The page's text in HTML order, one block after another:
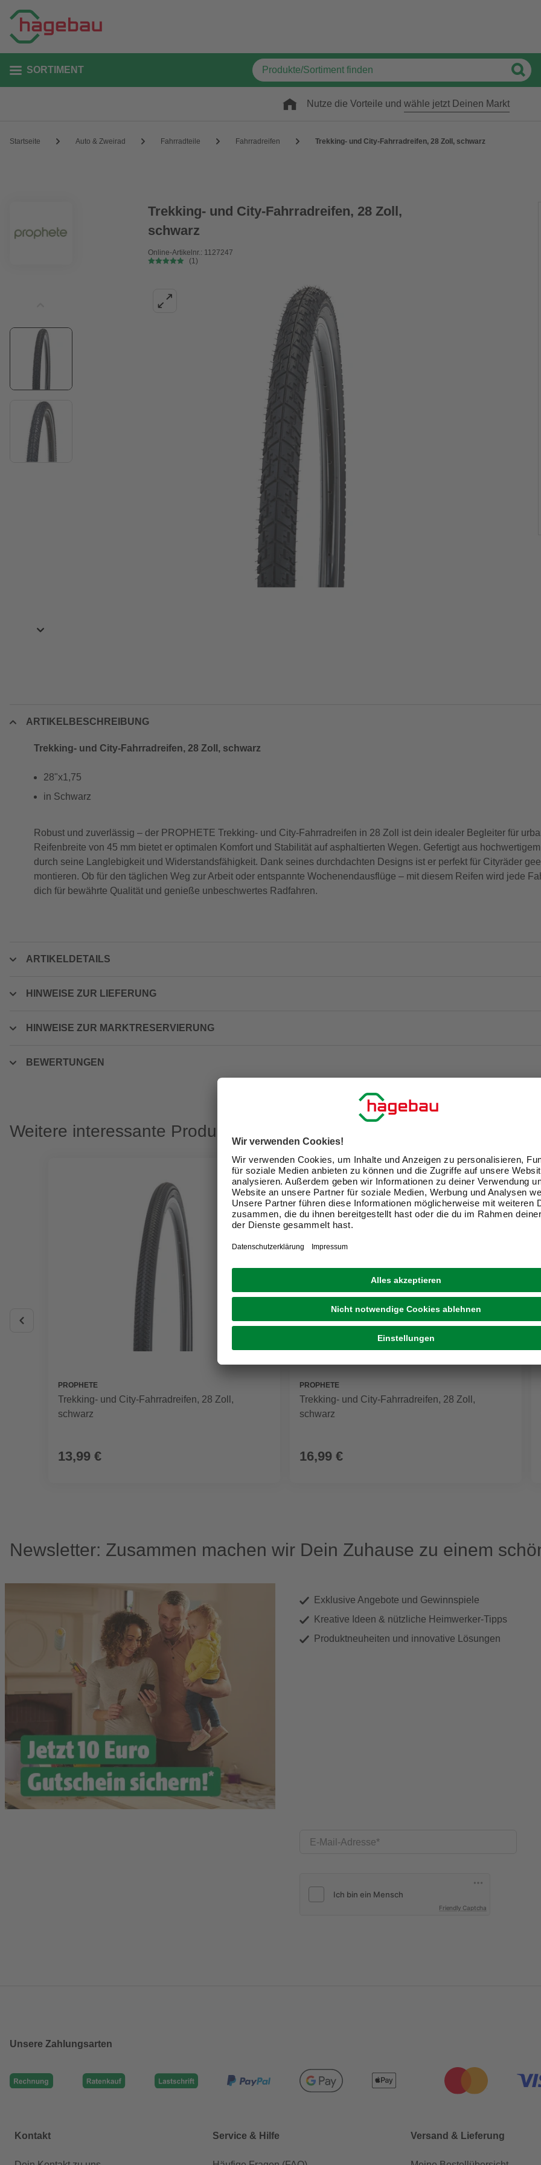
SORTIMENT
Nutze die Vorteile und wähle jetzt Deinen Markt
Startseite Auto & Zweirad Fahrradteile Fahrradreifen Trekking- und City-Fahrradreifen, 28 Zoll, schwarz
Trekking- und City-Fahrradreifen, 28 Zoll,
schwarz
Online-Artikelnr.: 1127247
(1)
ARTIKELBESCHREIBUNG
Trekking- und City-Fahrradreifen, 28 Zoll, schwarz
28"x1,75
in Schwarz
Robust und zuverlässig – der PROPHETE Trekking- und City-Fahrradreifen in 28 Zoll ist dein idealer Begleiter für
Reifenbreite von 45 mm bietet er optimalen Komfort und Stabilität auf asphaltierten Wegen. Gefertigt aus
durch seine Langlebigkeit und Widerstandsfähigkeit. Dank seines durchdachten Designs ist er perfekt für Cityräder
montieren. Ob für den täglichen Weg zur Arbeit oder entspannte Wochenendausflüge – mit diesem Reifen wird jede
dich für bewährte Qualität und genieße unbeschwertes Radfahren.
ARTIKELDETAILS
HINWEISE ZUR LIEFERUNG
HINWEISE ZUR MARKTRESERVIERUNG
BEWERTUNGEN
Weitere interessante Produkte
PROPHETE
Trekking- und City-Fahrradreifen, 28 Zoll,
schwarz
13,99 €
PROPHETE
Trekking- und City-Fahrradreifen, 28 Zoll,
schwarz
16,99 €
Newsletter: Zusammen machen wir Dein Zuhause zu einem
Exklusive Angebote und Gewinnspiele
Kreative Ideen & nützliche Heimwerker-Tipps
Produktneuheiten und innovative Lösungen
E-Mail-Adresse
Friendly Captcha
Unsere Zahlungsarten
Kontakt Service & Hilfe Versand & Lieferung